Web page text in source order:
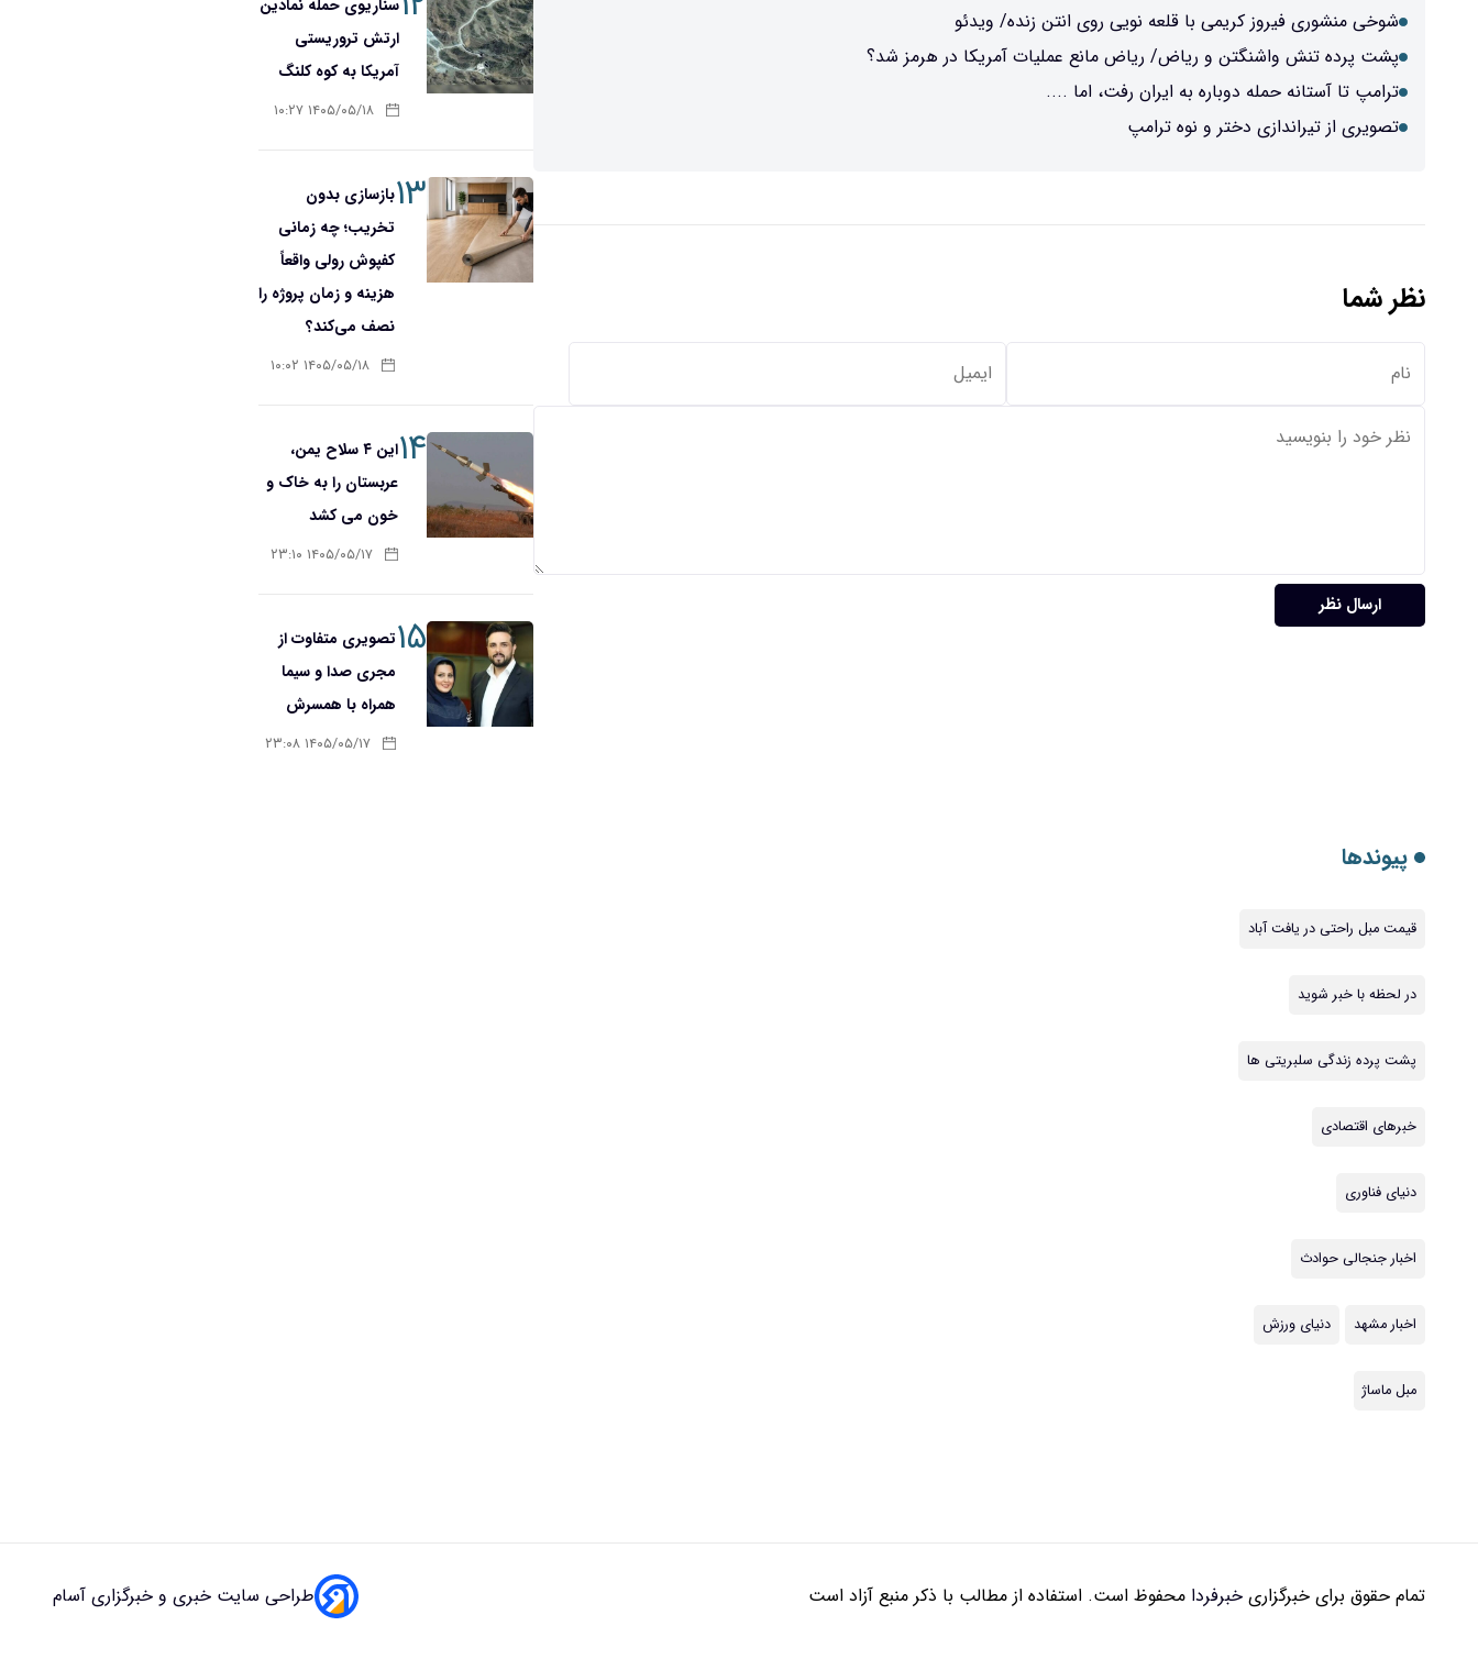
شوخی منشوری فیروز کریمی با قلعه نویی روی انتن زنده/ ویدئو
پشت پرده تنش واشنگتن و ریاض/ ریاض مانع عملیات آمریکا در هرمز شد؟
ترامپ تا آستانه حمله دوباره به ایران رفت، اما ....
تصویری از تیراندازی دختر و نوه ترامپ
نظر شما
ارسال نظر
سناریوی حمله نمادین
ارتش تروریستی
آمریکا به کوه کلنگ
۱۴۰۵/۰۵/۱۸ ۱۰:۲۷
۱۳بازسازی بدون
تخریب؛ چه زمانی
کفپوش رولی واقعاً
هزینه و زمان پروژه را
نصف می‌کند؟
۱۴۰۵/۰۵/۱۸ ۱۰:۰۲
۱۴
این ۴ سلاح یمن،
عربستان را به خاک و
خون می کشد
۱۴۰۵/۰۵/۱۷ ۲۳:۱۰
۱۵تصویری متفاوت از
مجری صدا و سیما
همراه با همسرش
۱۴۰۵/۰۵/۱۷ ۲۳:۰۸
پیوندها
قیمت مبل راحتی در یافت آباد
در لحظه با خبر شوید
پشت پرده زندگی سلبریتی ها
خبرهای اقتصادی
دنیای فناوری
اخبار جنجالی حوادث
اخبار مشهد دنیای ورزش
مبل ماساژ
تمام حقوق برای خبرگزاری خبرفردا محفوظ است. استفاده از مطالب با ذکر منبع آزاد است طراحی سایت خبری و خبرگزاری آسام